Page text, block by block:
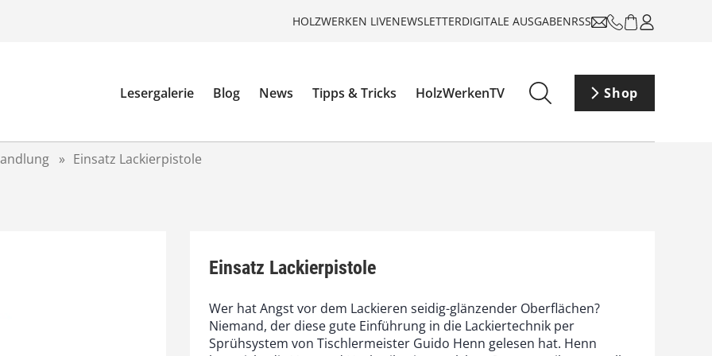
HOLZWERKEN LIVENEWSLETTERDIGITALE AUSGABENRSS
Lesergalerie Blog News Tipps & Tricks HolzWerkenTV Shop
» Einsatz Lackierpistole
Einsatz Lackierpistole
Wer hat Angst vor dem Lackieren seidig-glänzender Oberflächen?
Niemand, der diese gute Einführung in die Lackiertechnik per
Sprühsystem von Tischlermeister Guido Henn gelesen hat. Henn